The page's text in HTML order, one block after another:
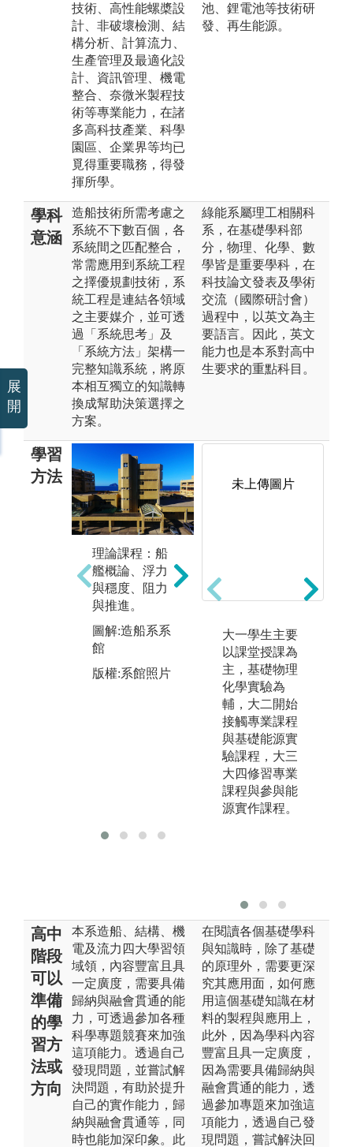
技術、高性能螺槳設
計、非破壞檢測、結
構分析、計算流力、
生產管理及最適化設
計、資訊管理、機電
整合、奈微米製程技
術等專業能力，在諸
多高科技產業、科學
園區、企業界等均已
覓得重要職務，得發
揮所學。
池、鋰電池等技術研
發、再生能源。
學科
意涵
造船技術所需考慮之
系統不下數百個，各
系統間之匹配整合，
常需應用到系統工程
之擇優規劃技術，系
統工程是連結各領域
之主要媒介，並可透
過「系統思考」及
「系統方法」架構一
完整知識系統，將原
本相互獨立的知識轉
換成幫助決策選擇之
方案。
綠能系屬理工相關科
系，在基礎學科部
分，物理、化學、數
學皆是重要學科，在
科技論文發表及學術
交流（國際研討會）
過程中，以英文為主
要語言。因此，英文
能力也是本系對高中
生要求的重點科目。
學習
方法
理論課程：船
艦概論、浮力
與穩度、阻力
與推進。
圖解:造船系系
館
版權:系館照片
s、matlab、free
ship
船圖
版權:學生作業
未上傳圖片
大一學生主要
以課堂授課為
主，基礎物理
化學實驗為
輔，大二開始
接觸專業課程
與基礎能源實
驗課程，大三
大四修習專業
課程與參與能
源實作課程。
高中
階段
可以
準備
的學
習方
法或
方向
本系造船、結構、機
電及流力四大學習領
域領，內容豐富且具
一定廣度，需要具備
歸納與融會貫通的能
力，可透過參加各種
科學專題競賽來加強
這項能力。透過自己
發現問題，並嘗試解
決問題，有助於提升
自己的實作能力，歸
納與融會貫通等，同
時也能加深印象。此
在閱讀各個基礎學科
與知識時，除了基礎
的原理外，需要更深
究其應用面，如何應
用這個基礎知識在材
料的製程與應用上，
此外，因為學科內容
豐富且具一定廣度，
因為需要具備歸納與
融會貫通的能力，透
過參加專題來加強這
項能力，透過自己發
現問題，嘗試解決回
展
開